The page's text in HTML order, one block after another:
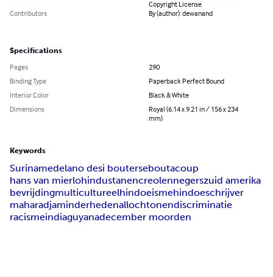
Copyright License
Contributors
By (author): dewanand
Specifications
Pages
290
Binding Type
Paperback Perfect Bound
Interior Color
Black & White
Dimensions
Royal (6.14 x 9.21 in / 156 x 234
mm)
Keywords
Surinamedelano desi bouterseboutacoup
hans van mierlohindustanencreolennegerszuid amerika
bevrijdingmulticultureelhindoeismehindoeschrijver
maharadjaminderhedenallochtonendiscriminatie
racismeindiaguyanadecember moorden